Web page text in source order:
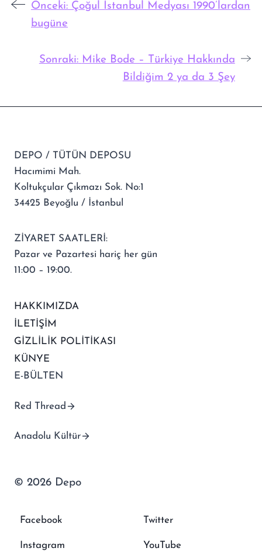
Önceki: Çoğul İstanbul Medyası 1990’lardan
bugüne
Sonraki: Mike Bode – Türkiye Hakkında
Bildiğim 2 ya da 3 Şey
DEPO / TÜTÜN DEPOSU
Hacımimi Mah.
Koltukçular Çıkmazı Sok. No:1
34425 Beyoğlu / İstanbul
ZİYARET SAATLERİ:
Pazar ve Pazartesi hariç her gün
11:00 – 19:00.
HAKKIMIZDA
İLETİŞİM
GİZLİLİK POLİTİKASI
KÜNYE
E-BÜLTEN
Red Thread
Anadolu Kültür
© 2026 Depo
Facebook Twitter
Instagram YouTube